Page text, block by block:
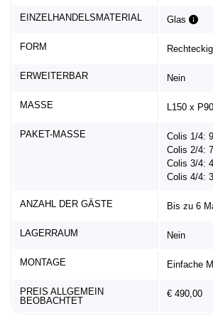
EINZELHANDELSMATERIAL Glas
FORM Rechteckig
ERWEITERBAR Nein
MASSE L150 x
PAKET-MASSE
Colis 1/4:
Colis 2/4:
Colis 3/4:
Colis 4/4:
ANZAHL DER GÄSTE Bis zu 6
LAGERRAUM Nein
MONTAGE Einfache
PREIS ALLGEMEIN
BEOBACHTET
€ 490,00